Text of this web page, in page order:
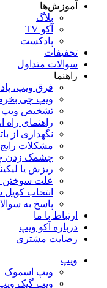
آموزش‌ها
بلاگ
آکو TV
پادکست
تخفیفات
سوالات متداول
راهنما
فرق ویپ، پاد
ویپ چی
تشخیص ویپ
راهنمای راه
نگهداری از
مشکلات
چشمک زدن
ریزش یا
علت سوختن
انتخاب
پاسخ به
ارتباط با ما
درباره آکو ویپ
رضایت مشتری
ویپ
ویپ اسموک
ویپ گیک